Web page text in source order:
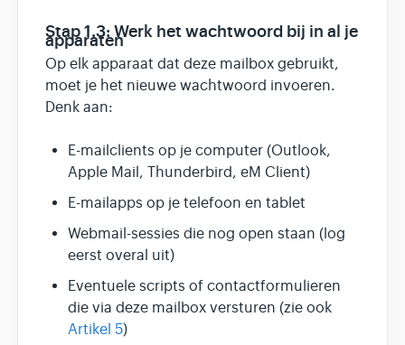
Stap 1.3: Werk het wachtwoord bij in al je
apparaten
Op elk apparaat dat deze mailbox gebruikt,
moet je het nieuwe wachtwoord invoeren.
Denk aan:
E-mailclients op je computer (Outlook,
Apple Mail, Thunderbird, eM Client)
E-mailapps op je telefoon en tablet
Webmail-sessies die nog open staan (log
eerst overal uit)
Eventuele scripts of contactformulieren
die via deze mailbox versturen (zie ook
Artikel 5)